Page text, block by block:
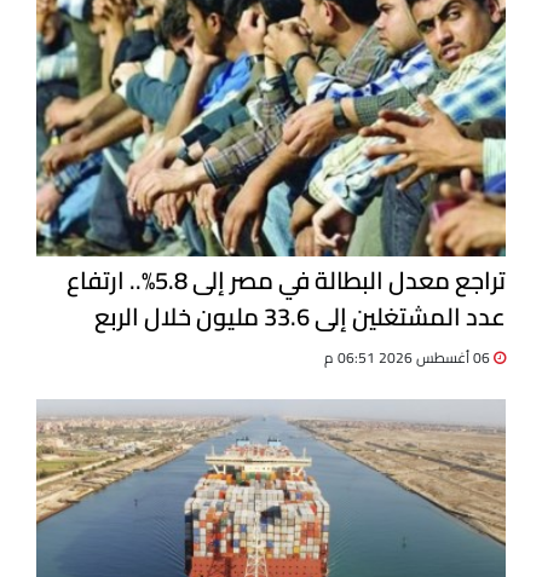
تراجع معدل البطالة في مصر إلى 5.8%.. ارتفاع
عدد المشتغلين إلى 33.6 مليون خلال الربع
الثاني 2026